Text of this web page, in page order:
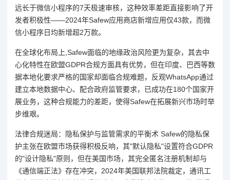
远长于微信小程序的7天极速审核，这种效率差距直接影响了开
发者积极性——2024年Safew应用商店新增应用仅43款，而微
信小程序日均新增超2万款。
在全球化布局上,Safew面临的地缘政治风险更为复杂，其去中
心化特性在欧盟GDPR合规方面具有优势，但在印度、巴西等数
据本地化要求严格的国家却面临合规难题，反观WhatsApp通过
建立本地数据中心、配合政府监管要求，已成功在180个国家开
展业务，这种合规能力的差距，使得Safew在拓展新兴市场时举
步维艰。
法律合规迷局：隐私保护与监管需求的平衡术 Safew的隐私保
护主张在欧盟市场获得积极反响，其"默认隐私"设置符合GDPR
的"设计隐私"原则，但在美国市场，其完全匿名注册机制却与
《通信端正法》存在冲突，2024年美国联邦法院裁定，通讯工